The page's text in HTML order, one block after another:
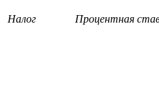
Налог Процентная